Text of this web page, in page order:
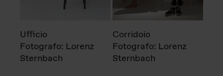
Ufficio
Fotografo: Lorenz
Sternbach
Corridoio
Fotografo: Lorenz
Sternbach